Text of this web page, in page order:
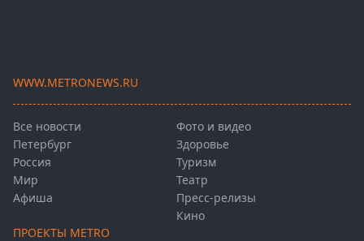
WWW.METRONEWS.RU
Все новости
Петербург
Россия
Мир
Афиша
Фото и видео
Здоровье
Туризм
Театр
Пресс-релизы
Кино
ПРОЕКТЫ METRO